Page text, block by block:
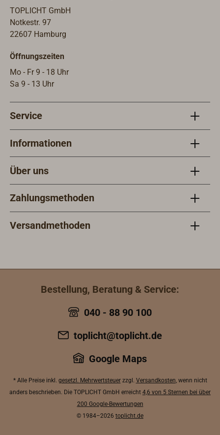
TOPLICHT GmbH
Notkestr. 97
22607 Hamburg
Öffnungszeiten
Mo - Fr 9 - 18 Uhr
Sa 9 - 13 Uhr
Service
Informationen
Über uns
Zahlungsmethoden
Versandmethoden
Bestellung, Beratung & Service:
040 - 88 90 100
toplicht@toplicht.de
Google Maps
* Alle Preise inkl. gesetzl. Mehrwertsteuerzzgl. Versandkosten, wenn nicht
anders beschrieben. Die TOPLICHT GmbH erreicht 4,6 von 5 Sternen bei über
200 Google-Bewertungen
© 1984–2026 toplicht.de